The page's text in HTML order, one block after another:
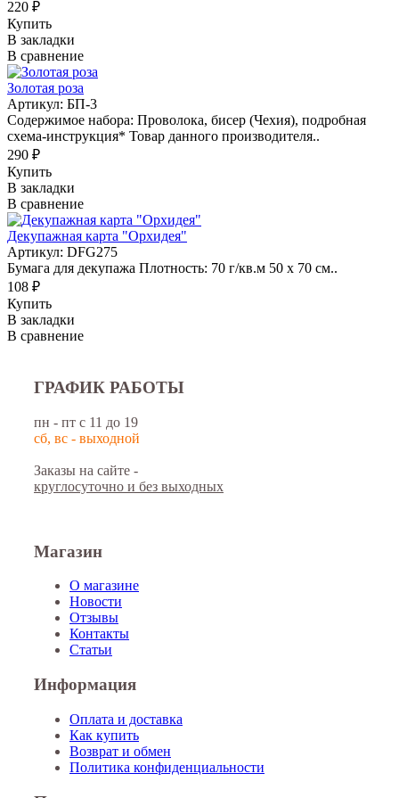
220 ₽
Купить
В закладки
В сравнение
Золотая роза
Артикул: БП-3
Содержимое набора: Проволока, бисер (Чехия), подробная
схема-инструкция* Товар данного производителя..
290 ₽
Купить
В закладки
В сравнение
Декупажная карта "Орхидея"
Артикул: DFG275
Бумага для декупажа Плотность: 70 г/кв.м 50 х 70 см..
108 ₽
Купить
В закладки
В сравнение
ГРАФИК РАБОТЫ
пн - пт с 11 до 19
сб, вс - выходной
Заказы на сайте -
круглосуточно и без выходных
Магазин
О магазине
Новости
Отзывы
Контакты
Статьи
Информация
Оплата и доставка
Как купить
Возврат и обмен
Политика конфиденциальности